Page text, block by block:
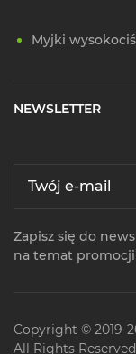
Myjki
NEWSLETTER
Zapisz się do
na temat
Copyright © 2019-
All Rights